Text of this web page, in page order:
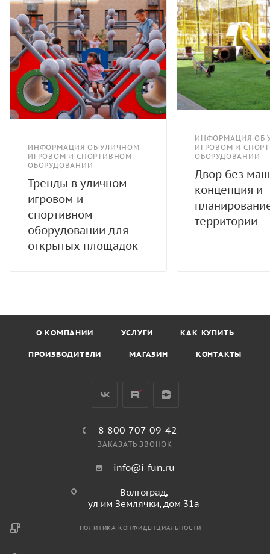
ИНФОРМАЦИЯ ОБ УЛИЧНОМ
ИГРОВОМ И СПОРТИВНОМ
ОБОРУДОВАНИИ
Тренды в уличном
игровом и
спортивном
оборудовании для
открытых площадок
ИНФОРМАЦИЯ ОБ
ИГРОВОМ И
ОБОРУДОВАНИИ
Двор без
концепция и
территории
О КОМПАНИИ УСЛУГИ КАК КУПИТЬ
ПРОИЗВОДИТЕЛИ МАГАЗИН КОНТАКТЫ
8 800 707-09-42
ЗАКАЗАТЬ ЗВОНОК
info@i-fun.ru
Волгоград,
ул им Землячки, дом 31а
ПОЛИТИКА КОНФИДЕНЦИАЛЬНОСТИ